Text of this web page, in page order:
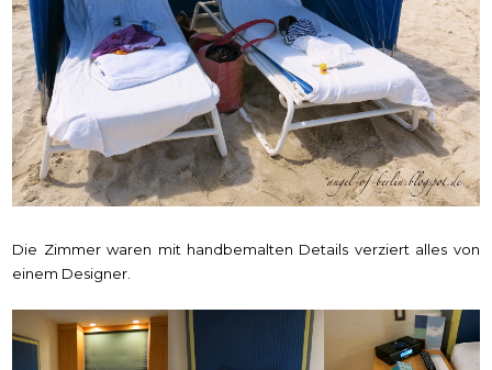
Die Zimmer waren mit handbemalten Details verziert alles von
einem Designer.